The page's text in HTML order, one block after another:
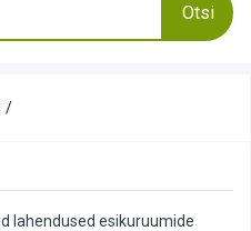
Otsi
lahendused esikuruumide